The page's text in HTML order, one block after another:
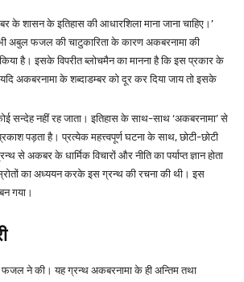
के शासन के इतिहास की आधारशिला माना जाना चाहिए।’
अबुल फजल की चाटुकारिता के कारण अकबरनामा की
है। इसके विपरीत ब्लोचमैन का मानना है कि इस प्रकार के
यदि अकबरनामा के शब्दाडम्बर को दूर कर दिया जाय तो इसके
सन्देह नहीं रह जाता। इतिहास के साथ-साथ ‘अकबरनामा’ से
पड़ता है। प्रत्येक महत्त्वपूर्ण घटना के साथ, छोटी-छोटी
से अकबर के धार्मिक विचारों और नीति का पर्याप्त ज्ञान होता
का अध्ययन करके इस ग्रन्थ की रचना की थी। इस
गया।
ने की। यह ग्रन्थ अकबरनामा के ही अन्तिम तथा